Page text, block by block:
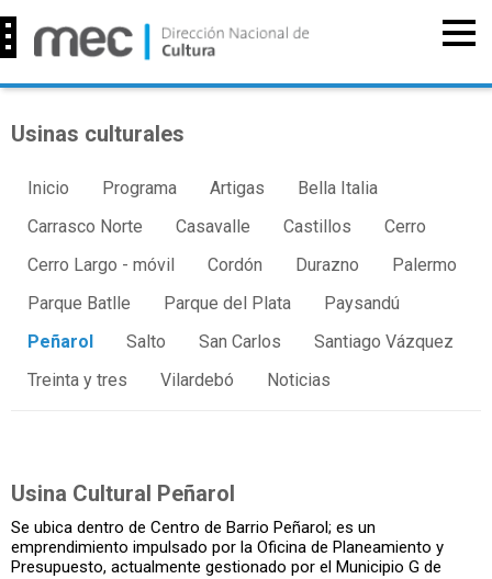
Usinas culturales
Inicio Programa Artigas
Bella Italia
Carrasco Norte
Casavalle Castillos
Cerro
Cerro Largo - móvil
Cordón Durazno
Palermo
Parque Batlle
Parque del Plata
Paysandú
Peñarol
Salto San Carlos
Santiago Vázquez
Treinta y tres
Vilardebó Noticias
Usina Cultural Peñarol
Se ubica dentro de Centro de Barrio Peñarol; es un
emprendimiento impulsado por la Oficina de Planeamiento y
Presupuesto, actualmente gestionado por el Municipio G de